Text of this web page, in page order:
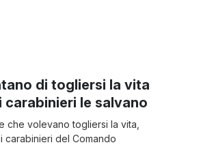
di togliersi la vita
carabinieri le salvano
che volevano togliersi la vita,
carabinieri del Comando